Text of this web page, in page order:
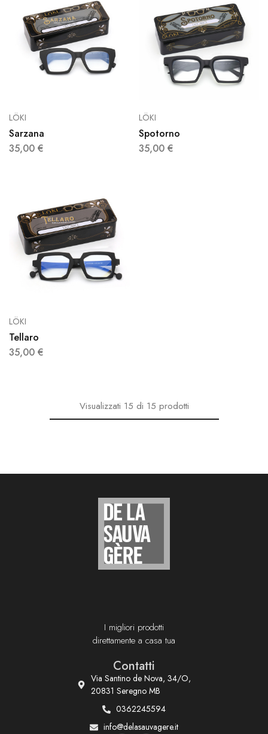
LÖKI
Sarzana
35,00 €
LÖKI
Spotorno
35,00 €
LÖKI
Tellaro
35,00 €
Visualizzati 15 di 15 prodotti
I migliori prodotti
direttamente a casa tua
Contatti
Via Santino de Nova, 34/O,
20831 Seregno MB
0362245594
info@delasauvagere.it